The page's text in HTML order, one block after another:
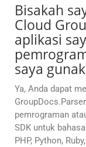
Bisakah
Cloud
aplikasi
saya
Ya, Anda dapat
pemrograman
SDK untuk
PHP, Python,